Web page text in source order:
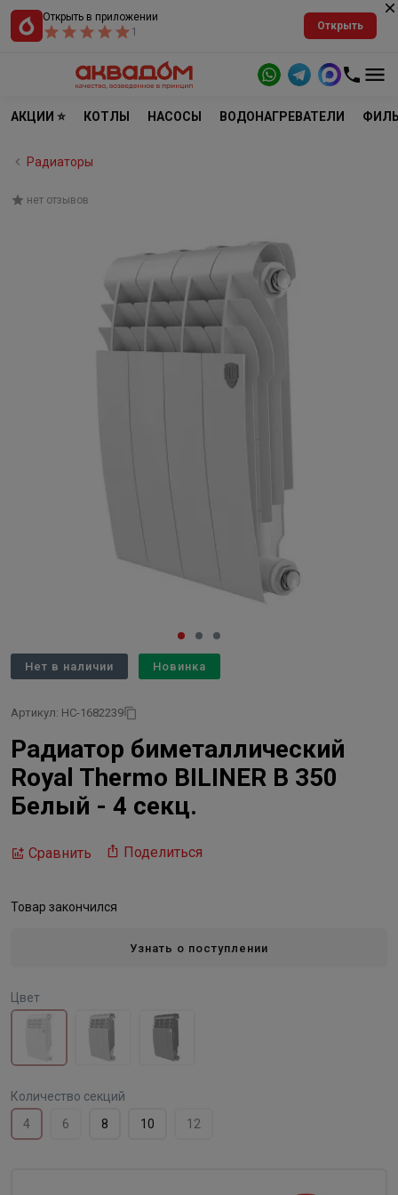
Открыть в приложении
1
Открыть
АКЦИИ ⭐ КОТЛЫ НАСОСЫ ВОДОНАГРЕВАТЕЛИ
Радиаторы
нет отзывов
Нет в наличии Новинка
Артикул: НС-1682239
Радиатор биметаллический
Royal Thermo BILINER B 350
Белый - 4 секц.
Сравнить Поделиться
Товар закончился
Узнать о поступлении
Цвет
Количество секций
4
6 8 10 12